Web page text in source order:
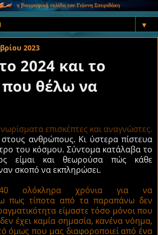
▼
2023
2024 και το
θέλω να
επισκέπτες και αναγνώστες.
ανθρώπους. Κι ύστερα πίστευα
του κόσμου. Σύντομα κατάλαβα το
είμαι και θεωρούσα πώς κάθε
σκοπό να εκπληρώσει.
40 ολόκληρα χρόνια για να
πως τίποτα από τα παραπάνω δεν
είμαστε τόσο μόνοι που
έχει καμία σημασία, κανένα νόημα,
όμως που μας διαφοροποιεί από ένα